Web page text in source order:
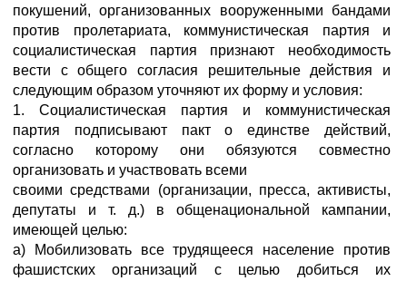
покушений, организованных вооруженными бандами
против пролетариата, коммунистическая партия и
социалистическая партия признают необходимость
вести с общего согласия решительные действия и
следующим образом уточняют их форму и условия:
1. Социалистическая партия и коммунистическая
партия подписывают пакт о единстве действий,
согласно которому они обязуются совместно
организовать и участвовать всеми
своими средствами (организации, пресса, активисты,
депутаты и т. д.) в общенациональной кампании,
имеющей целью:
а) Мобилизовать все трудящееся население против
фашистских организаций с целью добиться их